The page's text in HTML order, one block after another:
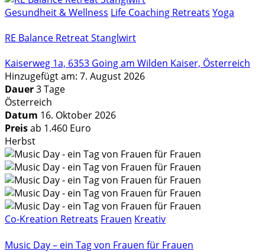
Gesundheit & Wellness Life Coaching Retreats Yoga
RE Balance Retreat Stanglwirt
Kaiserweg 1a, 6353 Going am Wilden Kaiser, Österreich
Hinzugefügt am: 7. August 2026
Dauer3 Tage
Österreich
Datum 16. Oktober 2026
Preisab 1.460 Euro
Herbst
Co-Kreation Retreats Frauen Kreativ
Music Day – ein Tag von Frauen für Frauen